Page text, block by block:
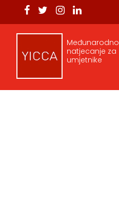
Međunarodno
natjecanje za
umjetnike